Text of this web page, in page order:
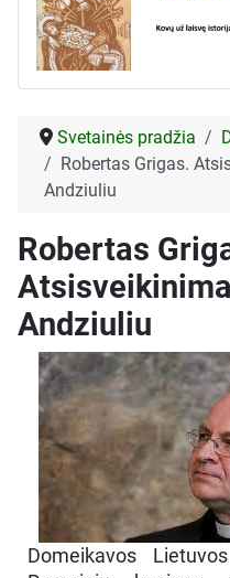
Svetainės pradžia
Robertas Grigas.
Andziuliu
Robertas
Andziuliu
Domeikavos